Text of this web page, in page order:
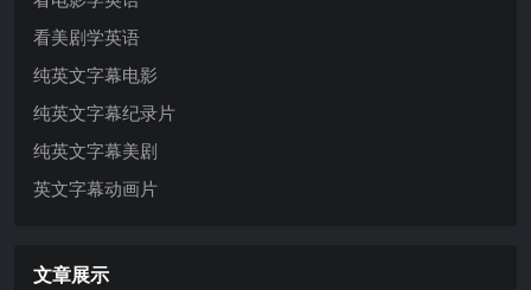
看美剧学英语
纯英文字幕电影
纯英文字幕纪录片
纯英文字幕美剧
英文字幕动画片
文章展示